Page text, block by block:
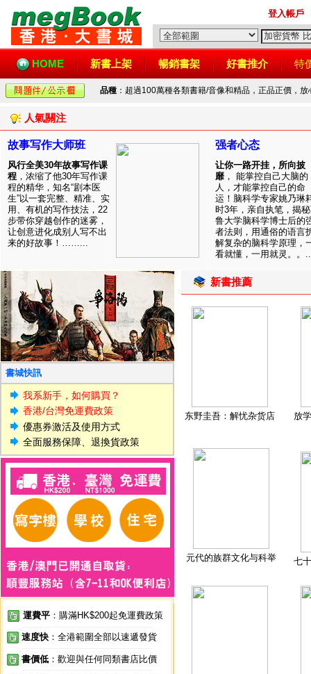
登入帳戶
HOME 新書上架 暢銷書架 好書推介 特
品種 ：超過100萬種各類書籍/音像和精品，正品正價，
人氣關注
故事写作大师班
风行全美30年故事写作课
程 ，浓缩了他30年写作课
程的精华，知名“剧本医
生”以一套完整、精准、实
用、有机的写作技法，22
步带你穿越创作的迷雾，
让创意进化成别人写不出
来的好故事！……...
强者心态
让你一路开挂，所向披
靡 ， 能掌控自己大脑的
人，才能掌控自己的命
运！脑科学专家姚乃琳
时3年，亲自执笔，揭
鲁大学脑科学博士后的
者法则，用通俗的语言
解复杂的脑科学原理，
看就懂，一用就灵。。
書城快訊
我系新手，如何購買？
香港/台灣免運費政策
優惠券激活及使用方式
全面服務保障、退換貨政策
運費平 ：購滿HK$200起免運費政策
速度快 ：全港範圍全部以速遞發貨
書價低 ：歡迎與任何同類書店比價
新書推薦
东野圭吾：解忧杂货店 放
元代的族群文化与科举 七